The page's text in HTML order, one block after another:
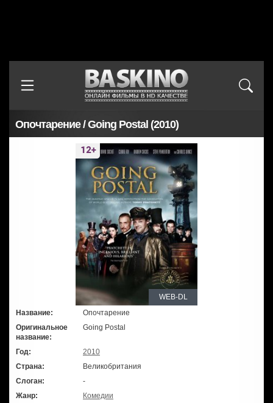
Опочтарение / Going Postal (2010)
WEB-DL
Название:
Опочтарение
Оригинальное
название:
Going Postal
Год:
2010
Страна:
Великобритания
Слоган:
-
Жанр:
Комедии